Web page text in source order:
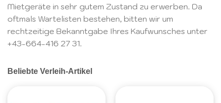
Mietgeräte in sehr gutem Zustand zu erwerben. Da
oftmals Wartelisten bestehen, bitten wir um
rechtzeitige Bekanntgabe Ihres Kaufwunsches unter
+43-664-416 27 31.
Beliebte Verleih-Artikel